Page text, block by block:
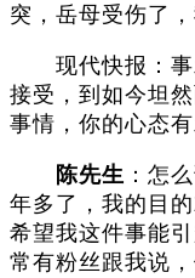
突，岳母受伤了
现代快报：事
接受，到如今坦
事情，你的心态
陈先生 ：怎
年多了，我的目
希望我这件事能
常有粉丝跟我说